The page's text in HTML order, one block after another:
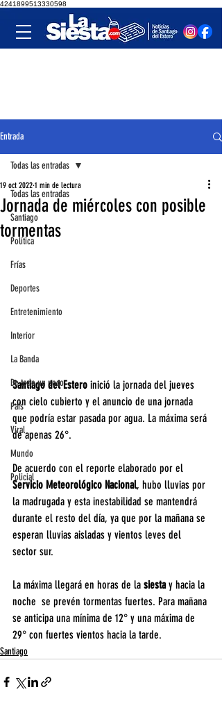
4241899513330598
Entrada
Todas las entradas
Santiago
Política
Frías
Deportes
Entretenimiento
Interior
La Banda
De todo un poco
País
Viral
Mundo
Policial
Todas las entradas
Jornada de miércoles con posible
tormentas
19 oct 2022 1 min de lectura
Santiago del Estero inició la jornada del jueves
con cielo cubierto y el anuncio de una jornada
que podría estar pasada por agua. La máxima será
de apenas 26°.
De acuerdo con el reporte elaborado por el
Servicio Meteorológico Nacional, hubo lluvias por
la madrugada y esta inestabilidad se mantendrá
durante el resto del día, ya que por la mañana se
esperan lluvias aisladas y vientos leves del
sector sur.
La máxima llegará en horas de la siesta y hacia la
noche  se prevén tormentas fuertes. Para mañana
se anticipa una mínima de 12° y una máxima de
29° con fuertes vientos hacia la tarde.
Santiago